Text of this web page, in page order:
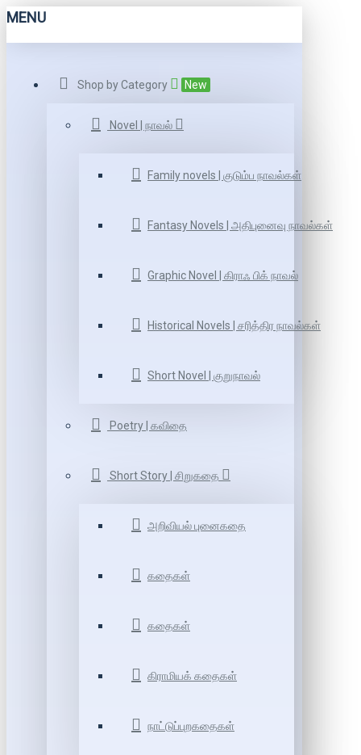
MENU
Shop by Category New
Novel | நாவல்
Family novels | குடும்ப நாவல்கள்
Fantasy Novels | அதிபுனைவு நாவல்கள்
Graphic Novel | கிராஃ பிக் நாவல்
Historical Novels | சரித்திர நாவல்கள்
Short Novel | குறுநாவல்
Poetry | கவிதை
Short Story | சிறுகதை
அறிவியல் புனைகதை
கதைகள்
கதைகள்
கிராமியக் கதைகள்
நாட்டுப்புறகதைகள்